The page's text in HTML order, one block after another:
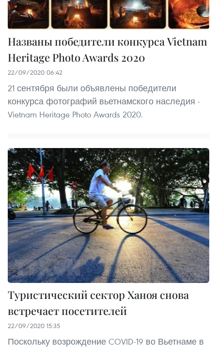
Названы победители конкурса Vietnam
Heritage Photo Awards 2020
22/09/2020 06:42
21 сентября были объявлены победители
конкурса фотографий вьетнамского наследия -
Vietnam Heritage Photo Awards 2020.
Туристический сектор Ханоя снова
встречает посетителей
22/09/2020 15:35
Поскольку возрождение COVID-19 во Вьетнаме в